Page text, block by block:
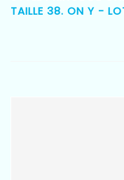
TAILLE 38. ON Y -